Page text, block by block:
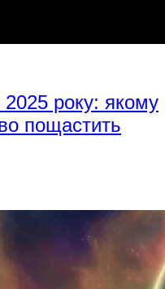
року: якому
пощастить